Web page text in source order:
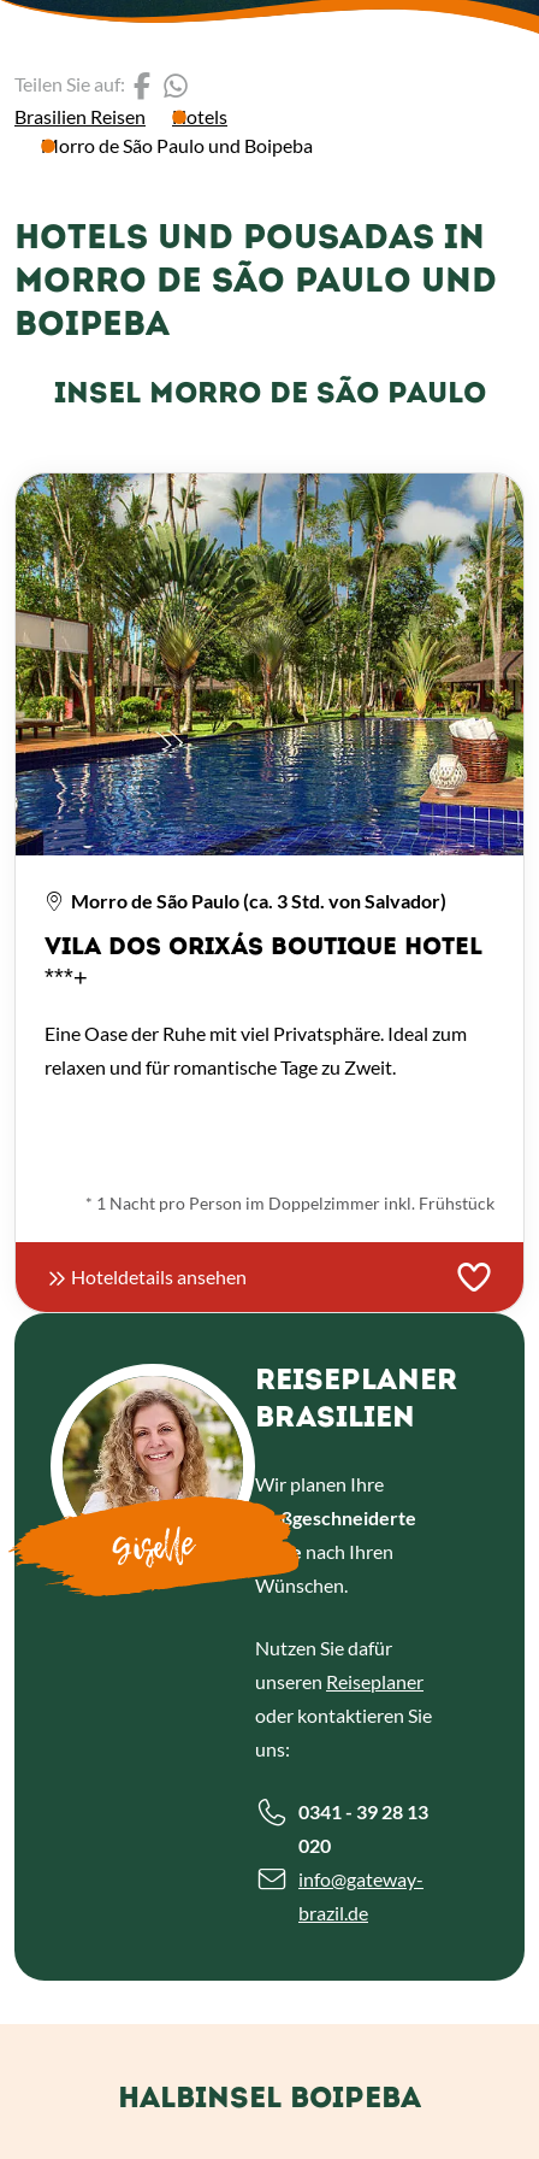
Brasilien Reisen
Hotels
Morro de São Paulo und Boipeba
Teilen Sie auf: (Link öffnet einen neuen
HOTELS UND POUSADAS IN
MORRO DE SÃO PAULO UND
BOIPEBA
INSEL MORRO DE SÃO PAULO
Morro de São Paulo (ca. 3 Std. von Salvador)
VILA DOS ORIXÁS BOUTIQUE HOTEL
***+
Eine Oase der Ruhe mit viel Privatsphäre. Ideal zum
relaxen und für romantische Tage zu Zweit.
* 1 Nacht pro Person im Doppelzimmer inkl. Frühstück
Hoteldetails ansehen
Giselle
REISEPLANER
BRASILIEN
Wir planen Ihre
maßgeschneiderte
Reise nach Ihren
Wünschen.
Nutzen Sie dafür
unseren Reiseplaner
oder kontaktieren Sie
uns:
0341 - 39 28 13
020
info@gateway-
brazil.de
HALBINSEL BOIPEBA